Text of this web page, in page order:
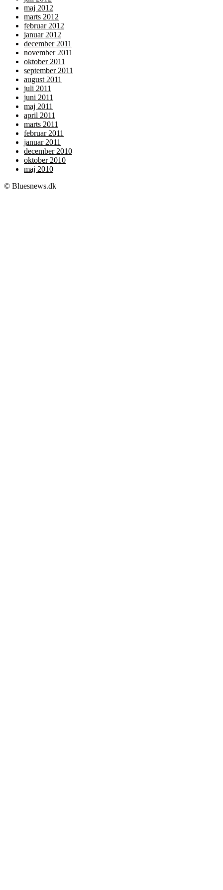
maj 2012
marts 2012
februar 2012
januar 2012
december 2011
november 2011
oktober 2011
september 2011
august 2011
juli 2011
juni 2011
maj 2011
april 2011
marts 2011
februar 2011
januar 2011
december 2010
oktober 2010
maj 2010
© Bluesnews.dk